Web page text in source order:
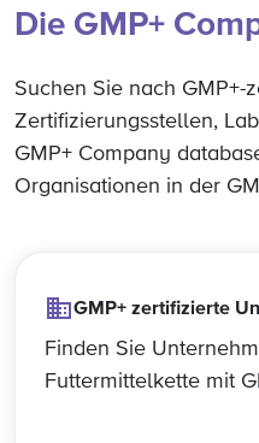
Die GMP+
Suchen Sie nach GMP+-
Zertifizierungsstellen,
GMP+ Company
Organisationen in der
GMP+ zertifizierte
Finden Sie
Futtermittelkette mit